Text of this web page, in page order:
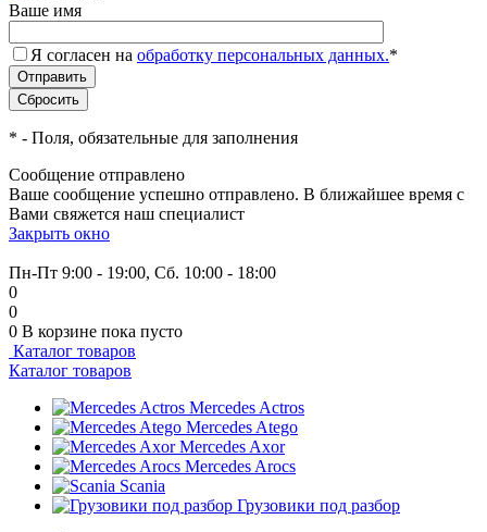
Ваше имя
Я согласен на обработку персональных данных.*
* - Поля, обязательные для заполнения
Сообщение отправлено
Ваше сообщение успешно отправлено. В ближайшее время с
Вами свяжется наш специалист
Закрыть окно
Пн-Пт 9:00 - 19:00, Сб. 10:00 - 18:00
0
0
0 В корзине пока пусто
Каталог товаров
Каталог товаров
Mercedes Actros
Mercedes Atego
Mercedes Axor
Mercedes Arocs
Scania
Грузовики под разбор